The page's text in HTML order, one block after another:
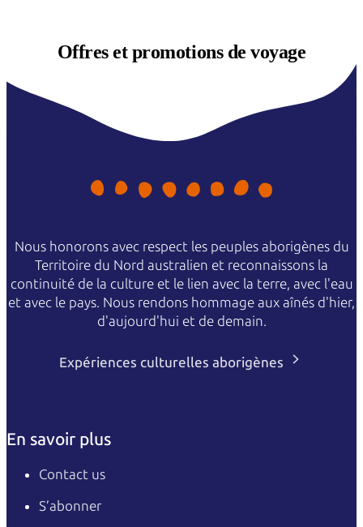
Offres etpromotions de voyage
Nous honorons avec respect les peuples aborigènes du
Territoire du Nord australien et reconnaissons la
continuité de la culture et le lien avec la terre, avec l'eau
et avec le pays. Nous rendons hommage aux aînés d'hier,
d'aujourd'hui et de demain.
Expériences culturelles aborigènes
En savoir plus
Contact us
S’abonner